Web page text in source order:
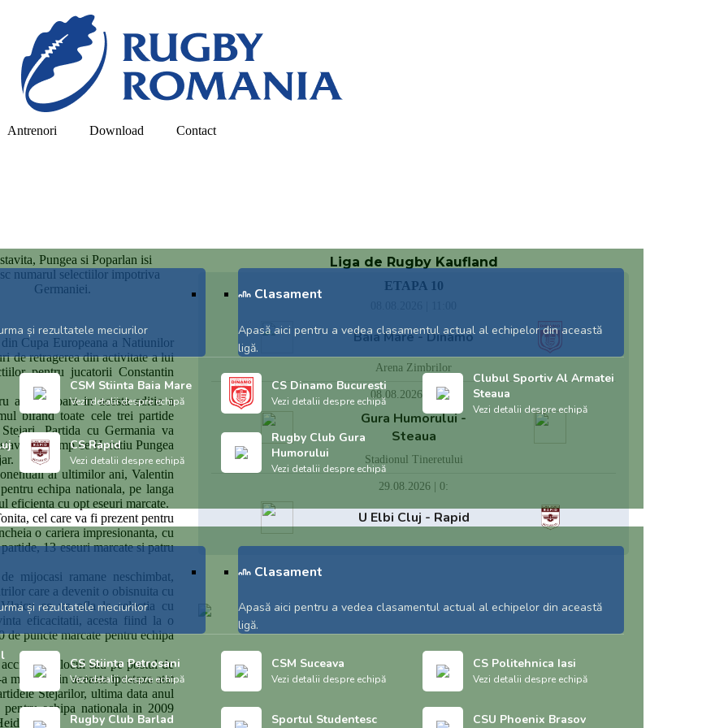
Antrenori Download Contact
și rezultatele meciurilor
Clasament
Apasă aici pentru a vedea clasamentul actual al echipelor din această
ligă.
CSM Stiinta Baia Mare
Vezi detalii despre echipă
CS Dinamo Bucuresti
Vezi detalii despre echipă
Clubul Sportiv Al Armatei
Steaua
Vezi detalii despre echipă
CS Rapid
Vezi detalii despre echipă
Rugby Club Gura
Humorului
Vezi detalii despre echipă
și rezultatele meciurilor
Clasament
Apasă aici pentru a vedea clasamentul actual al echipelor din această
ligă.
CS Stiinta Petrosani
Vezi detalii despre echipă
CSM Suceava
Vezi detalii despre echipă
CS Politehnica Iasi
Vezi detalii despre echipă
Rugby Club Barlad Sportul Studentesc CSU Phoenix Brasov
Cupa Europeana a Natiunilor
de retragerea din activitate a lui
pentru jucatorii Constantin
a doua oara in acesta editie a
bifand toate cele trei partide
Partida cu Germania va
in timp ce Horatiu Pungea
ai ultimilor ani, Valentin
echipa nationala, pe langa
eficienta cu opt eseuri marcate.
cel care va fi prezent pentru
o cariera impresionanta, cu
13 eseuri marcate si patru
mijocasi ramane neschimbat,
care a devenit o obisnuita cu
se va afla la selectia cu
eficacitatii, acesta fiind la o
puncte marcate pentru echipa
locul sau pe postul de
mai aflat in aceasta ipostaza atat
Stejarilor, ultima data anul
echipa nationala in 2009
Liga de Rugby Kaufland
ETAPA 10
Baia Mare - Dinamo
Arena Zimbrilor
08.08.2026 | 11:00
Gura Humorului -
Steaua
Stadionul Tineretului
29.08.2026 | 0:
U Elbi Cluj - Rapid